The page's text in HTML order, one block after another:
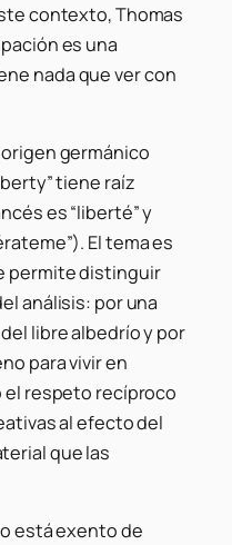
contexto, Thomas
es una
nada que ver con
germánico
tiene raíz
es “liberté” y
El tema es
permite distinguir
análisis: por una
libre albedrío y por
para vivir en
el respeto recíproco
al efecto del
que las
está exento de